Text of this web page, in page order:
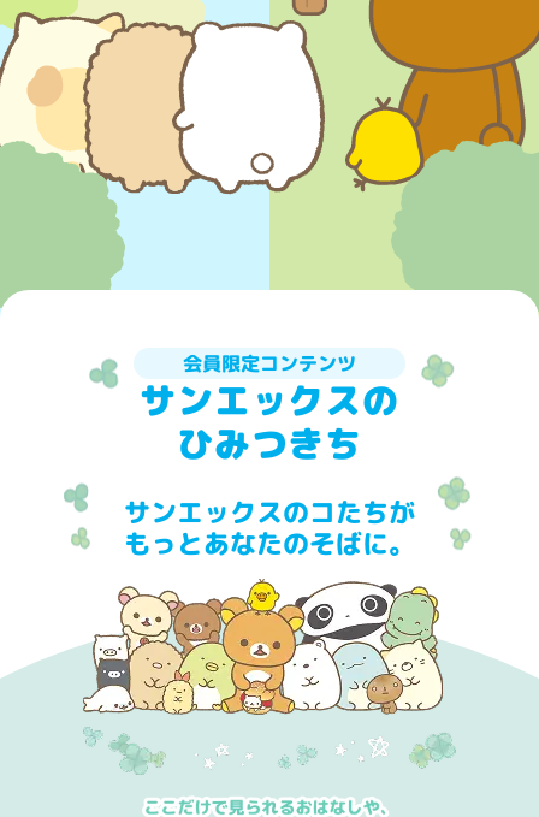
会員限定コンテンツ
サンエックスの
ひみつきち
サンエックスのコたちが
もっとあなたのそばに。